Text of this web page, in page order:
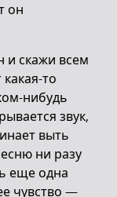
он
и скажи всем
то
нибудь
звук,
выть
ни разу
еще одна
чувство —